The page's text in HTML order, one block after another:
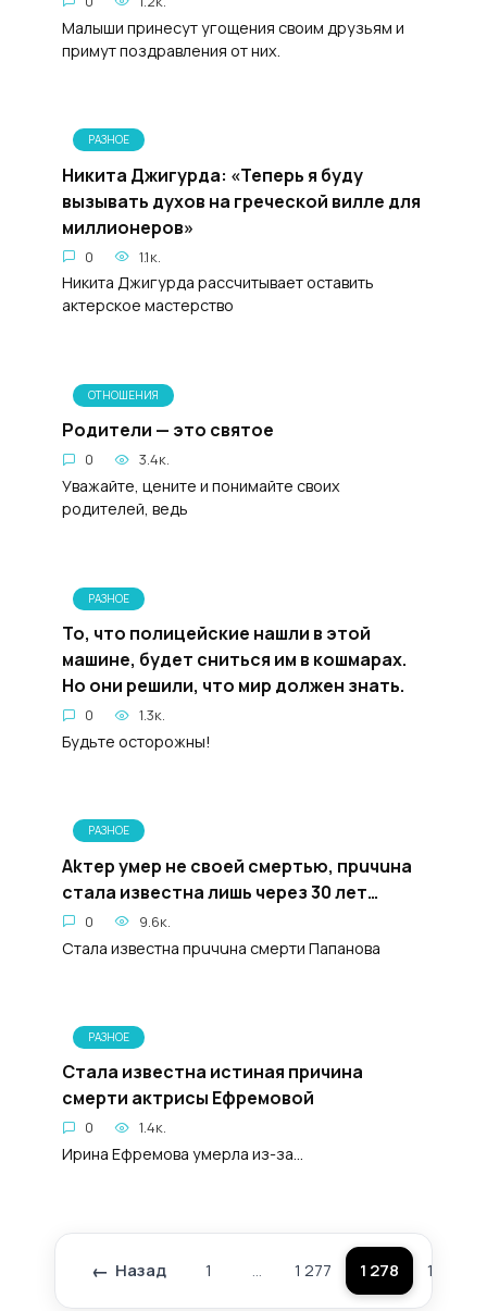
Малыши принесут угощения своим друзьям и
примут поздравления от них.
РАЗНОЕ
Никита Джигурда: «Теперь я буду
вызывать духов на греческой вилле для
миллионеров»
0 1.1к.
Никита Джигурда рассчитывает оставить
актерское мастерство
ОТНОШЕНИЯ
Родители — это святое
0 3.4к.
Уважайте, цените и понимайте своих
родителей, ведь
РАЗНОЕ
То, что полицейские нашли в этой
машине, будет сниться им в кошмарах.
Но они решили, что мир должен знать.
0 1.3к.
Будьте осторожны!
РАЗНОЕ
Akтер yмep не своей cмepтью, прuчuна
стала известна лишь через 30 лет…
0 9.6к.
Стала известна прuчuна смepти Папанова
РАЗНОЕ
Стала известна истиная причина
смерти актрисы Ефремовой
0 1.4к.
Ирина Ефремова умерла из-за...
Пагинация
Назад 1 … 1 277 1 278 1 279